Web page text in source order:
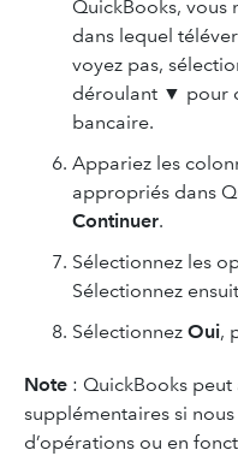
QuickBooks, vous
dans lequel
voyez pas,
déroulant ▼ pour
bancaire.
Appariez les
appropriés dans
Continuer.
Sélectionnez les
Sélectionnez
Sélectionnez Oui,
Note : QuickBooks
supplémentaires si
d’opérations ou en